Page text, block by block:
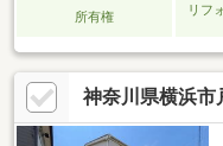
所有権
リフ
神奈川県横浜市